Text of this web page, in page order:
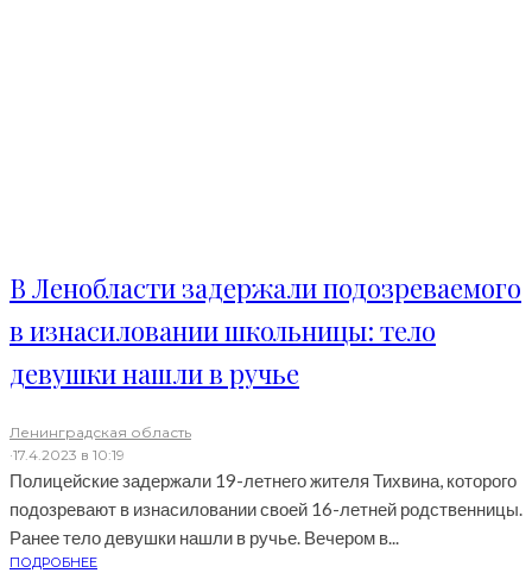
В Ленобласти задержали подозреваемого
в изнасиловании школьницы: тело
девушки нашли в ручье
Ленинградская область
·17.4.2023 в 10:19
Полицейские задержали 19-летнего жителя Тихвина, которого
подозревают в изнасиловании своей 16-летней родственницы.
Ранее тело девушки нашли в ручье. Вечером в...
ПОДРОБНЕЕ